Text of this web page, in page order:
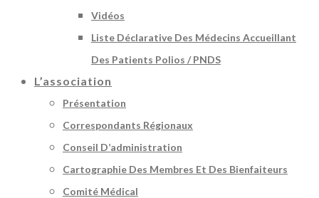
Vidéos
Liste Déclarative Des Médecins Accueillant
Des Patients Polios / PNDS
L’association
Présentation
Correspondants Régionaux
Conseil D’administration
Cartographie Des Membres Et Des Bienfaiteurs
Comité Médical